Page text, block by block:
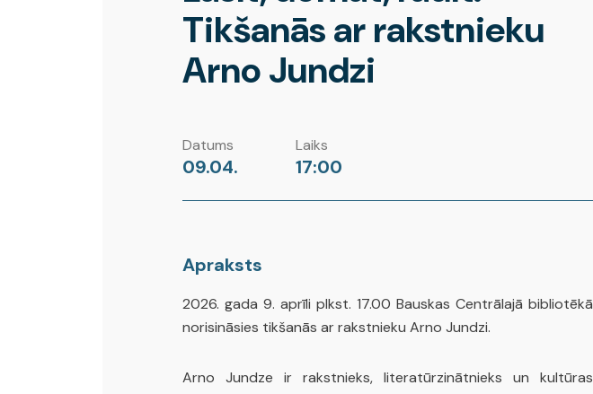
Tikšanās ar rakstnieku
Arno Jundzi
Datums
09.04.
Laiks
17:00
Apraksts
2026. gada 9. aprīli plkst. 17.00 Bauskas Centrālajā bibliotēkā
norisināsies tikšanās ar rakstnieku Arno Jundzi.
Arno Jundze ir rakstnieks, literatūrzinātnieks un kultūras